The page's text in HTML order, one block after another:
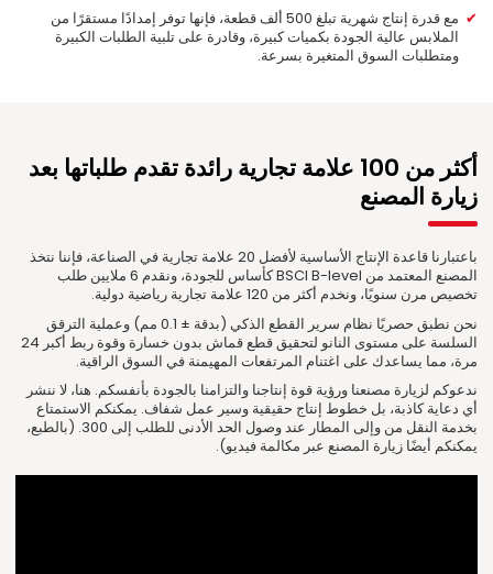
مع قدرة إنتاج شهرية تبلغ 500 ألف قطعة، فإنها توفر إمدادًا مستقرًا من
الملابس عالية الجودة بكميات كبيرة، وقادرة على تلبية الطلبات الكبيرة
ومتطلبات السوق المتغيرة بسرعة.
أكثر من 100 علامة تجارية رائدة تقدم طلباتها بعد
زيارة المصنع
باعتبارنا قاعدة الإنتاج الأساسية لأفضل 20 علامة تجارية في الصناعة، فإننا نتخذ
المصنع المعتمد من BSCI B-level كأساس للجودة، ونقدم 6 ملايين طلب
تخصيص مرن سنويًا، ونخدم أكثر من 120 علامة تجارية رياضية دولية.
نحن نطبق حصريًا نظام سرير القطع الذكي (بدقة ± 0.1 مم) وعملية الترقق
السلسة على مستوى النانو لتحقيق قطع قماش بدون خسارة وقوة ربط أكبر 24
مرة، مما يساعدك على اغتنام المرتفعات المهيمنة في السوق الراقية.
ندعوكم لزيارة مصنعنا ورؤية قوة إنتاجنا والتزامنا بالجودة بأنفسكم. هنا، لا ننشر
أي دعاية كاذبة، بل خطوط إنتاج حقيقية وسير عمل شفاف. يمكنكم الاستمتاع
بخدمة النقل من وإلى المطار عند وصول الحد الأدنى للطلب إلى 300. (بالطبع،
يمكنكم أيضًا زيارة المصنع عبر مكالمة فيديو).